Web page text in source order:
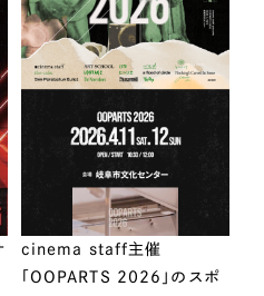
cinema staff主催
「OOPARTS 2026」のスポ